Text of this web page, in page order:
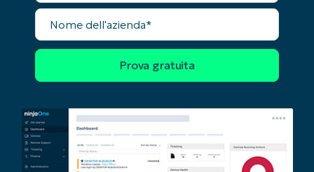
Nome
dell'azienda
Company
name*